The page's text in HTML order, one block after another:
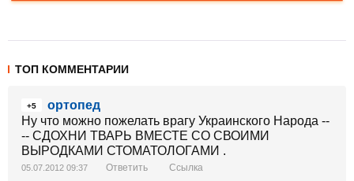
ТОП КОММЕНТАРИИ
+5
ортопед
Ну что можно пожелать врагу Украинского Народа --
-- СДОХНИ ТВАРЬ ВМЕСТЕ СО СВОИМИ
ВЫРОДКАМИ СТОМАТОЛОГАМИ .
05.07.2012 09:37 Ответить Ссылка